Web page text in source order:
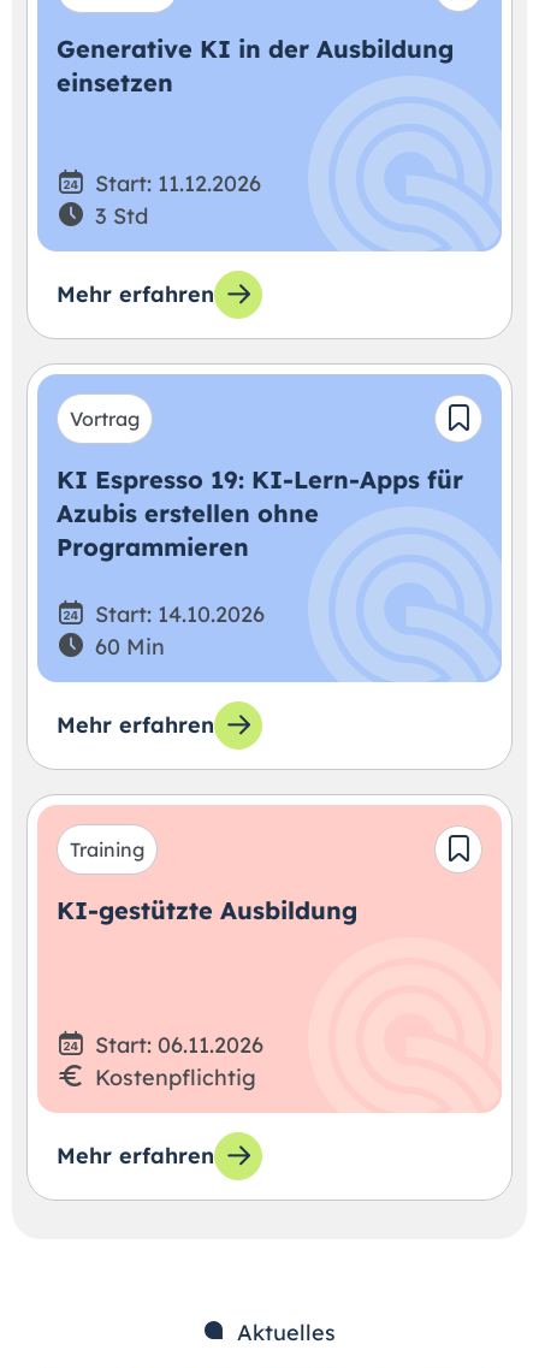
Generative KI in der Ausbildung
einsetzen
Start: 11.12.2026
3 Std
Mehr erfahren
Vortrag
KI Espresso 19: KI-Lern-Apps für
Azubis erstellen ohne
Programmieren
Start: 14.10.2026
60 Min
Mehr erfahren
Training
KI-gestützte Ausbildung
Start: 06.11.2026
Kostenpflichtig
Mehr erfahren
Aktuelles